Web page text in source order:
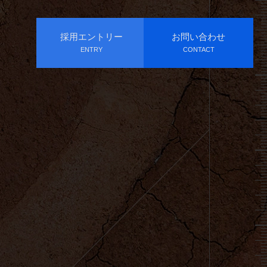
採用エントリー
ENTRY
お問い合わせ
CONTACT